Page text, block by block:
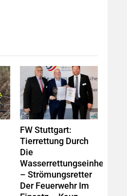
FW Stuttgart:
Tierrettung Durch
Die
Wasserrettungseinheit
– Strömungsretter
Der Feuerwehr Im